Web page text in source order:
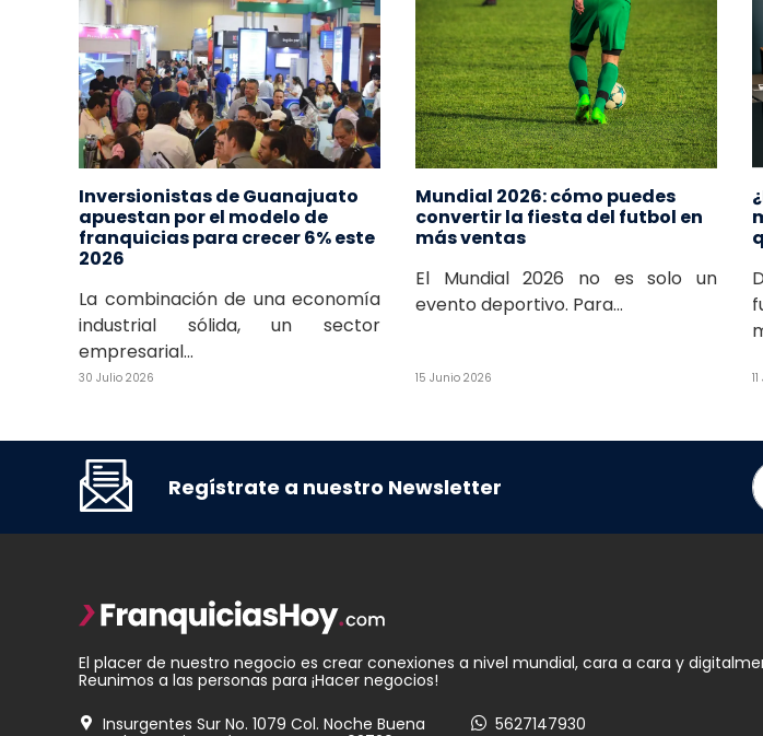
Inversionistas de Guanajuato
apuestan por el modelo de
franquicias para crecer 6% este
2026
La combinación de una economía
industrial sólida, un sector
empresarial...
30 Julio 2026
Mundial 2026: cómo puedes
convertir la fiesta del futbol en
más ventas
El Mundial 2026 no es solo un
evento deportivo. Para...
15 Junio 2026
Regístrate a nuestro Newsletter
El placer de nuestro negocio es crear conexiones a nivel mundial, cara a cara y
Reunimos a las personas para ¡Hacer negocios!
Insurgentes Sur No. 1079 Col. Noche Buena
5627147930